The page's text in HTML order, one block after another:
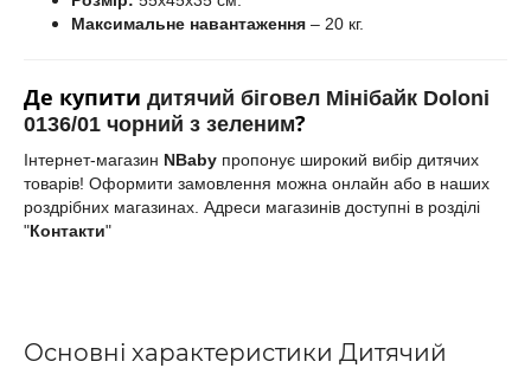
Максимальне навантаження – 20 кг.
Де купити дитячий біговел Мінібайк Doloni
0136/01 чорний з зеленим?
Інтернет-магазин NBaby пропонує широкий вибір дитячих
товарів! Оформити замовлення можна онлайн або в наших
роздрібних магазинах. Адреси магазинів доступні в розділі
"Контакти"
Основні характеристики Дитячий